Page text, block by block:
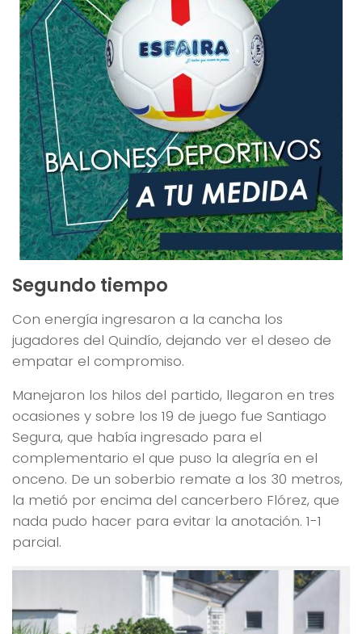
Segundo tiempo
Con energía ingresaron a la cancha los
jugadores del Quindío, dejando ver el deseo de
empatar el compromiso.
Manejaron los hilos del partido, llegaron en tres
ocasiones y sobre los 19 de juego fue Santiago
Segura, que había ingresado para el
complementario el que puso la alegría en el
onceno. De un soberbio remate a los 30 metros,
la metió por encima del cancerbero Flórez, que
nada pudo hacer para evitar la anotación. 1-1
parcial.